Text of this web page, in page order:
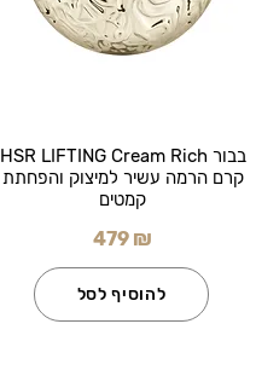
בבור HSR LIFTING Cream Rich
קרם הרמה עשיר למיצוק והפחתת
קמטים
479 ₪
להוסיף לסל